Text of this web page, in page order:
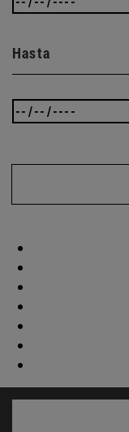
Hasta